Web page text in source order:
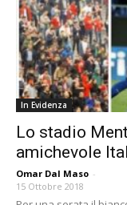
In Evidenza
Lo stadio
amichevole
Omar Dal Maso -
15 Ottobre 2018